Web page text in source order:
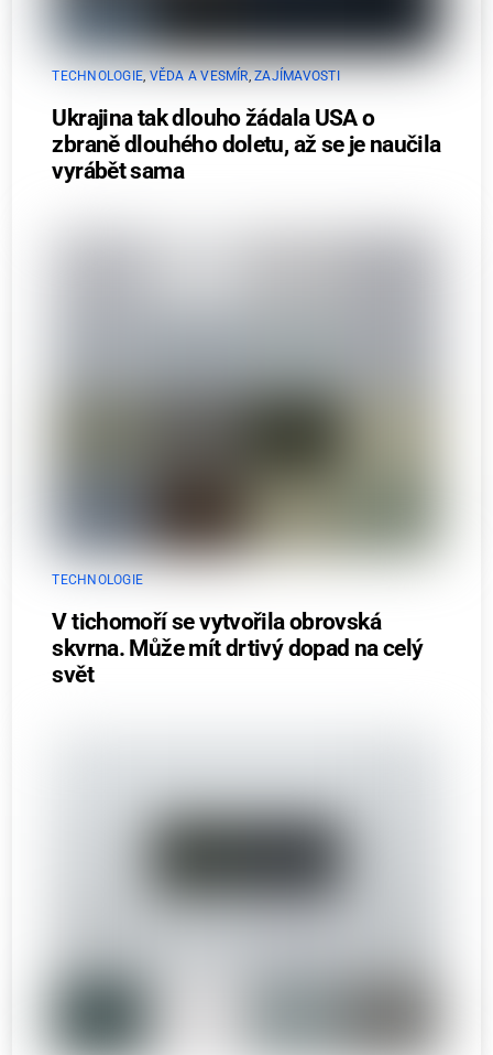
TECHNOLOGIE, VĚDA A VESMÍR,ZAJÍMAVOSTI
Ukrajina tak dlouho žádala USA o
zbraně dlouhého doletu, až se je naučila
vyrábět sama
TECHNOLOGIE
V tichomoří se vytvořila obrovská
skvrna. Může mít drtivý dopad na celý
svět